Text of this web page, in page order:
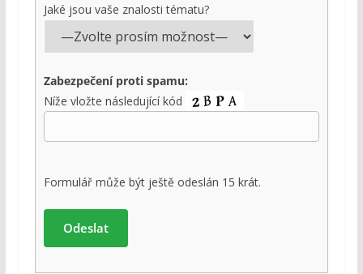
Jaké jsou vaše znalosti tématu?
Zabezpečení proti spamu:
Níže vložte následující kód
Formulář může být ještě odeslán 15 krát.